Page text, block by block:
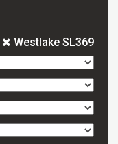
Westlake SL369